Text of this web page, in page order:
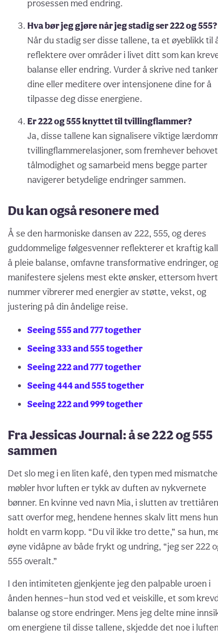
prosessen med endring.
Hva bør jeg gjøre når jeg stadig ser 222 og 555?
Når du stadig ser disse tallene, ta et øyeblikk til
reflektere over områder i livet ditt som kan
balanse eller endring. Vurder å skrive ned
dine eller meditere over intensjonene dine for å
tilpasse deg disse energiene.
Er 222 og 555 knyttet til tvillingflammer?
Ja, disse tallene kan signalisere viktige
tvillingflammerelasjoner, som fremhever
tålmodighet og samarbeid mens begge parter
navigerer betydelige endringer sammen.
Du kan også resonere med
Å se den harmoniske dansen av 222, 555, og deres
guddommelige følgesvenner reflekterer et kraftig
å pleie balanse, omfavne transformative endringer,
manifestere sjelens mest ekte ønsker, ettersom hvert
nummer vibrerer med energier av støtte, vekst, og
justering på din åndelige reise.
Seeing 555 and 777 together
Seeing 333 and 555 together
Seeing 222 and 777 together
Seeing 444 and 555 together
Seeing 222 and 999 together
Fra Jessicas Journal: å se 222 og 555
sammen
Det slo meg i en liten kafé, den typen med
møbler hvor luften er tykk av duften av nykvernete
bønner. En kvinne ved navn Mia, i slutten av
satt overfor meg, hendene hennes skalv litt mens hun
holdt en varm kopp. “Du vil ikke tro dette,” sa hun,
øyne vidåpne av både frykt og undring, “jeg ser 222
555 overalt.”
I den intimiteten gjenkjente jeg den palpable uroen i
ånden hennes—hun stod ved et veiskille, et som
balanse og store endringer. Mens jeg delte mine
om energiene til disse tallene, skjedde det noe i